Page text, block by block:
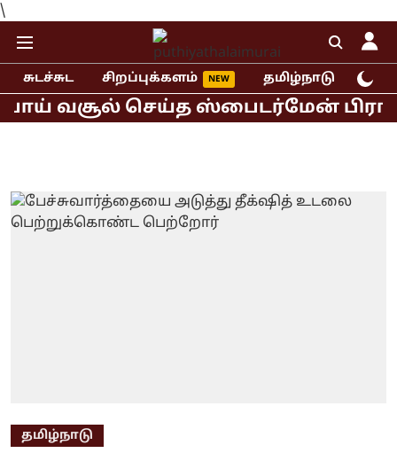
\
சுடச்சுட சிறப்புக்களம் தமிழ்நாடு
வசூல் செய்த ஸ்பைடர்மேன் பிராண்ட்
தமிழ்நாடு